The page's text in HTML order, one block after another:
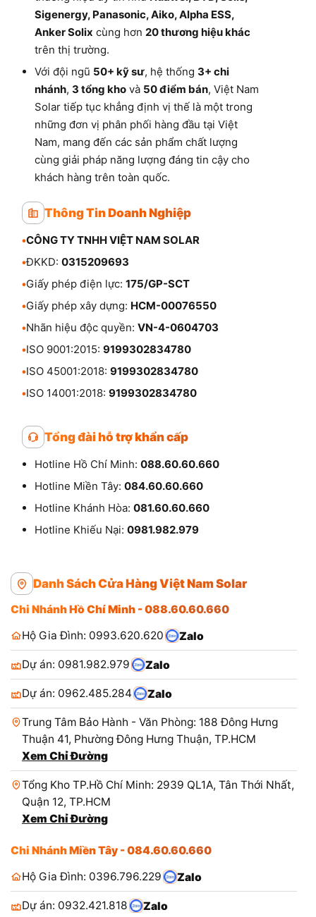
Sigenergy, Panasonic, Aiko, Alpha ESS,
Anker Solix cùng hơn 20 thương hiệu khác
trên thị trường.
Với đội ngũ 50+ kỹ sư, hệ thống 3+ chi
nhánh, 3 tổng kho và 50 điểm bán, Việt Nam
Solar tiếp tục khẳng định vị thế là một trong
những đơn vị phân phối hàng đầu tại Việt
Nam, mang đến các sản phẩm chất lượng
cùng giải pháp năng lượng đáng tin cậy cho
khách hàng trên toàn quốc.
Thông Tin Doanh Nghiệp
•CÔNG TY TNHH VIỆT NAM SOLAR
•ĐKKD: 0315209693
•Giấy phép điện lực: 175/GP-SCT
•Giấy phép xây dựng: HCM-00076550
•Nhãn hiệu độc quyền: VN-4-0604703
•ISO 9001:2015: 9199302834780
•ISO 45001:2018: 9199302834780
•ISO 14001:2018: 9199302834780
Tổng đài hỗ trợ khẩn cấp
Hotline Hồ Chí Minh: 088.60.60.660
Hotline Miền Tây: 084.60.60.660
Hotline Khánh Hòa: 081.60.60.660
Hotline Khiếu Nại: 0981.982.979
Danh Sách Cửa Hàng Việt Nam Solar
Chi Nhánh Hồ Chí Minh - 088.60.60.660
Hộ Gia Đình: 0993.620.620
Zalo
Dự án: 0981.982.979 Zalo
Dự án: 0962.485.284 Zalo
Trung Tâm Bảo Hành - Văn Phòng: 188 Đông Hưng
Thuận 41, Phường Đông Hưng Thuận, TP.HCM
Xem Chỉ Đường
Tổng Kho TP.Hồ Chí Minh: 2939 QL1A, Tân Thới Nhất,
Quận 12, TP.HCM
Xem Chỉ Đường
Chi Nhánh Miền Tây - 084.60.60.660
Hộ Gia Đình: 0396.796.229
Zalo
Dự án: 0932.421.818 Zalo